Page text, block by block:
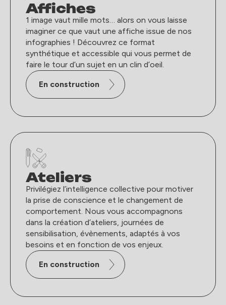
Affiches
1 image vaut mille mots… alors on vous laisse
imaginer ce que vaut une affiche issue de nos
infographies ! Découvrez ce format
synthétique et accessible qui vous permet de
faire le tour d’un sujet en un clin d’oeil.
En construction
Ateliers
Privilégiez l’intelligence collective pour motiver
la prise de conscience et le changement de
comportement. Nous vous accompagnons
dans la création d’ateliers, journées de
sensibilisation, évènements, adaptés à vos
besoins et en fonction de vos enjeux.
En construction